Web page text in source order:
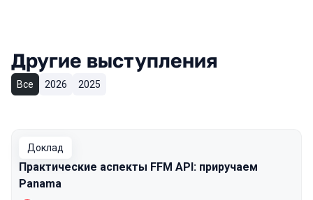
Другие выступления
Все 2026 2025
Доклад
Практические аспекты FFM API: приручаем
Panama